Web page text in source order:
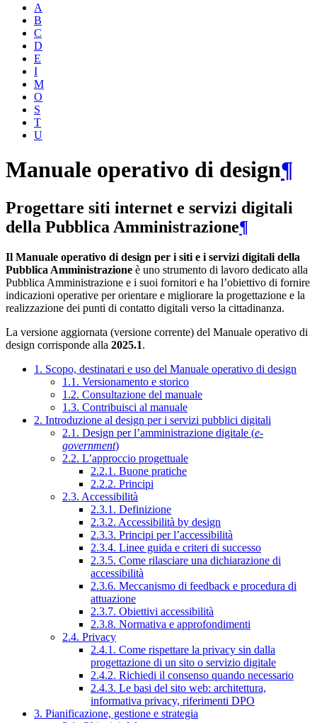
A
B
C
D
E
I
M
O
S
T
U
Manuale operativo di design¶
Progettare siti internet e servizi digitali
della Pubblica Amministrazione¶
Il Manuale operativo di design per i siti e i servizi digitali della
Pubblica Amministrazione è uno strumento di lavoro dedicato alla
Pubblica Amministrazione e i suoi fornitori e ha l’obiettivo di fornire
indicazioni operative per orientare e migliorare la progettazione e la
realizzazione dei punti di contatto digitali verso la cittadinanza.
La versione aggiornata (versione corrente) del Manuale operativo di
design corrisponde alla 2025.1.
1. Scopo, destinatari e uso del Manuale operativo di design
1.1. Versionamento e storico
1.2. Consultazione del manuale
1.3. Contribuisci al manuale
2. Introduzione al design per i servizi pubblici digitali
2.1. Design per l’amministrazione digitale (e-
government)
2.2. L’approccio progettuale
2.2.1. Buone pratiche
2.2.2. Principi
2.3. Accessibilità
2.3.1. Definizione
2.3.2. Accessibilità by design
2.3.3. Principi per l’accessibilità
2.3.4. Linee guida e criteri di successo
2.3.5. Come rilasciare una dichiarazione di
accessibilità
2.3.6. Meccanismo di feedback e procedura di
attuazione
2.3.7. Obiettivi accessibilità
2.3.8. Normativa e approfondimenti
2.4. Privacy
2.4.1. Come rispettare la privacy sin dalla
progettazione di un sito o servizio digitale
2.4.2. Richiedi il consenso quando necessario
2.4.3. Le basi del sito web: architettura,
informativa privacy, riferimenti DPO
3. Pianificazione, gestione e strategia